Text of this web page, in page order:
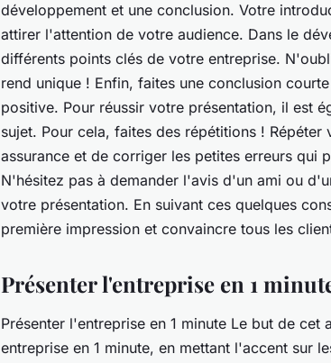
développement et une conclusion. Votre
attirer l'attention de votre audience. Dans le
différents points clés de votre entreprise.
rend unique ! Enfin, faites une conclusion
positive. Pour réussir votre présentation, il est
sujet. Pour cela, faites des répétitions !
assurance et de corriger les petites erreurs qui
N'hésitez pas à demander l'avis d'un ami ou
votre présentation. En suivant ces quelques
première impression et convaincre tous les
Présenter l'entreprise en 1
Présenter l'entreprise en 1 minute Le but de
entreprise en 1 minute, en mettant l'accent sur